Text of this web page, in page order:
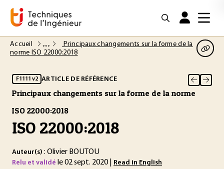
Accueil
Principaux changements sur la forme de la
norme ISO 22000:2018
F1111 v2 ARTICLE DE RÉFÉRENCE
Principaux changements sur la forme de la norme
ISO 22000:2018
ISO 22000:2018
Auteur(s) : Olivier BOUTOU
Relu et validé le 02 sept. 2020 | Read in English